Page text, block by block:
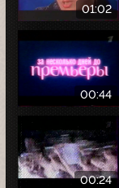
01:02
00:44
00:24